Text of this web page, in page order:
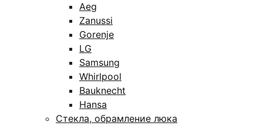
Aeg
Zanussi
Gorenje
LG
Samsung
Whirlpool
Bauknecht
Hansa
Стекла, обрамление люка